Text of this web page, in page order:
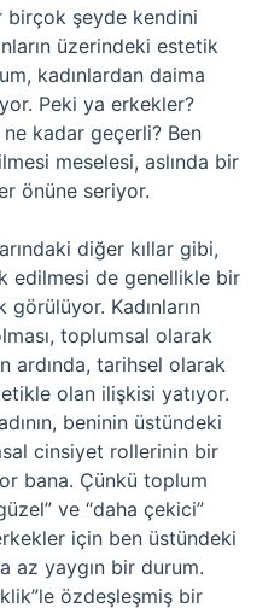
birçok şeyde kendini
üzerindeki estetik
kadınlardan daima
Peki ya erkekler?
kadar geçerli? Ben
meselesi, aslında bir
önüne seriyor.
diğer kıllar gibi,
edilmesi de genellikle bir
görülüyor. Kadınların
toplumsal olarak
ardında, tarihsel olarak
olan ilişkisi yatıyor.
beninin üstündeki
cinsiyet rollerinin bir
bana. Çünkü toplum
ve “daha çekici”
için ben üstündeki
az yaygın bir durum.
özdeşleşmiş bir